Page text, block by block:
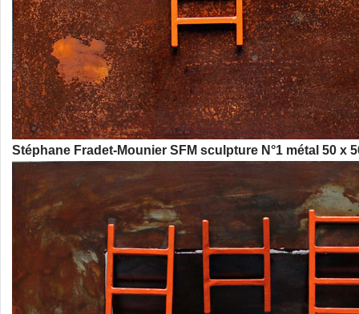
Stéphane Fradet-Mounier SFM sculpture N°1 métal 50 x